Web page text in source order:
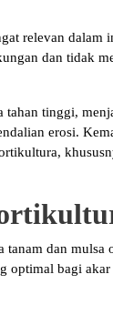
relevan dalam
dan tidak
tinggi,
erosi.
tanam dan
optimal bagi